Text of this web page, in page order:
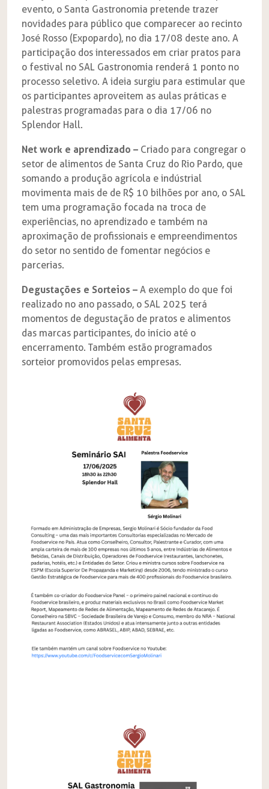
evento, o Santa Gastronomia pretende trazer
novidades para público que comparecer ao recinto
José Rosso (Expopardo), no dia 17/08 deste ano. A
participação dos interessados em criar pratos para
o festival no SAL Gastronomia renderá 1 ponto no
processo seletivo. A ideia surgiu para estimular que
os participantes aproveitem as aulas práticas e
palestras programadas para o dia 17/06 no
Splendor Hall.
Net work e aprendizado – Criado para congregar o
setor de alimentos de Santa Cruz do Rio Pardo, que
somando a produção agrícola e indústrial
movimenta mais de de R$ 10 bilhões por ano, o SAL
tem uma programação focada na troca de
experiências, no aprendizado e também na
aproximação de profissionais e empreendimentos
do setor no sentido de fomentar negócios e
parcerias.
Degustações e Sorteios – A exemplo do que foi
realizado no ano passado, o SAL 2025 terá
momentos de degustação de pratos e alimentos
das marcas participantes, do início até o
encerramento. Também estão programados
sorteior promovidos pelas empresas.